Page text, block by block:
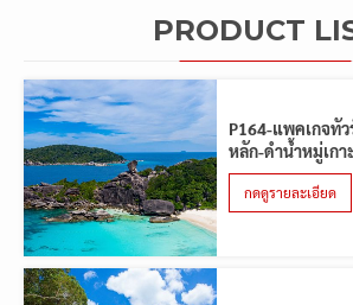
PRODUCT
P164-แพคเกจทัว
หลัก-ดำน้ำหมู่เก
กดดูรายละเอียด